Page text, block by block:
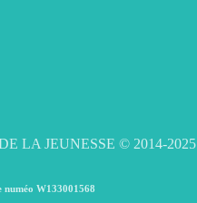
LA JEUNESSE © 2014-2025
numéo W133001568